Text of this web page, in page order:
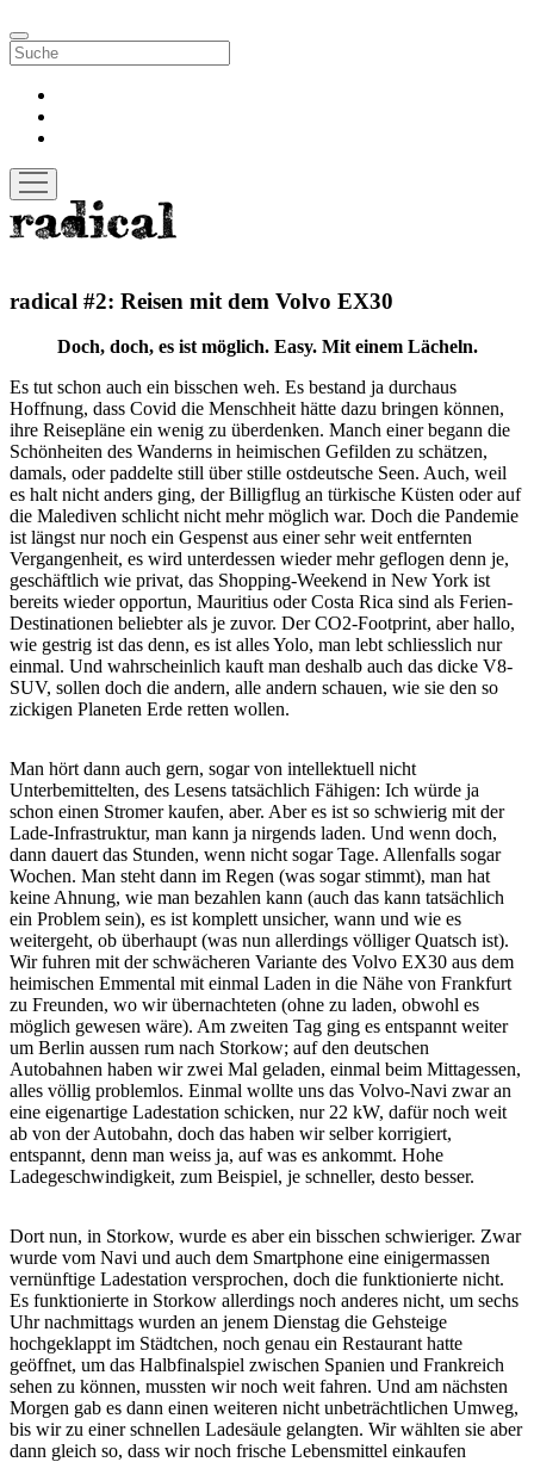
Suche
Menü
öffnen
radicalmag
radical #2: Reisen mit dem Volvo EX30
Doch, doch, es ist möglich. Easy. Mit einem Lächeln.
Es tut schon auch ein bisschen weh. Es bestand ja durchaus
Hoffnung, dass Covid die Menschheit hätte dazu bringen können,
ihre Reisepläne ein wenig zu überdenken. Manch einer begann die
Schönheiten des Wanderns in heimischen Gefilden zu schätzen,
damals, oder paddelte still über stille ostdeutsche Seen. Auch, weil
es halt nicht anders ging, der Billigflug an türkische Küsten oder auf
die Malediven schlicht nicht mehr möglich war. Doch die Pandemie
ist längst nur noch ein Gespenst aus einer sehr weit entfernten
Vergangenheit, es wird unterdessen wieder mehr geflogen denn je,
geschäftlich wie privat, das Shopping-Weekend in New York ist
bereits wieder opportun, Mauritius oder Costa Rica sind als Ferien-
Destinationen beliebter als je zuvor. Der CO2-Footprint, aber hallo,
wie gestrig ist das denn, es ist alles Yolo, man lebt schliesslich nur
einmal. Und wahrscheinlich kauft man deshalb auch das dicke V8-
SUV, sollen doch die andern, alle andern schauen, wie sie den so
zickigen Planeten Erde retten wollen.
Man hört dann auch gern, sogar von intellektuell nicht
Unterbemittelten, des Lesens tatsächlich Fähigen: Ich würde ja
schon einen Stromer kaufen, aber. Aber es ist so schwierig mit der
Lade-Infrastruktur, man kann ja nirgends laden. Und wenn doch,
dann dauert das Stunden, wenn nicht sogar Tage. Allenfalls sogar
Wochen. Man steht dann im Regen (was sogar stimmt), man hat
keine Ahnung, wie man bezahlen kann (auch das kann tatsächlich
ein Problem sein), es ist komplett unsicher, wann und wie es
weitergeht, ob überhaupt (was nun allerdings völliger Quatsch ist).
Wir fuhren mit der schwächeren Variante des Volvo EX30 aus dem
heimischen Emmental mit einmal Laden in die Nähe von Frankfurt
zu Freunden, wo wir übernachteten (ohne zu laden, obwohl es
möglich gewesen wäre). Am zweiten Tag ging es entspannt weiter
um Berlin aussen rum nach Storkow; auf den deutschen
Autobahnen haben wir zwei Mal geladen, einmal beim Mittagessen,
alles völlig problemlos. Einmal wollte uns das Volvo-Navi zwar an
eine eigenartige Ladestation schicken, nur 22 kW, dafür noch weit
ab von der Autobahn, doch das haben wir selber korrigiert,
entspannt, denn man weiss ja, auf was es ankommt. Hohe
Ladegeschwindigkeit, zum Beispiel, je schneller, desto besser.
Dort nun, in Storkow, wurde es aber ein bisschen schwieriger. Zwar
wurde vom Navi und auch dem Smartphone eine einigermassen
vernünftige Ladestation versprochen, doch die funktionierte nicht.
Es funktionierte in Storkow allerdings noch anderes nicht, um sechs
Uhr nachmittags wurden an jenem Dienstag die Gehsteige
hochgeklappt im Städtchen, noch genau ein Restaurant hatte
geöffnet, um das Halbfinalspiel zwischen Spanien und Frankreich
sehen zu können, mussten wir noch weit fahren. Und am nächsten
Morgen gab es dann einen weiteren nicht unbeträchtlichen Umweg,
bis wir zu einer schnellen Ladesäule gelangten. Wir wählten sie aber
dann gleich so, dass wir noch frische Lebensmittel einkaufen